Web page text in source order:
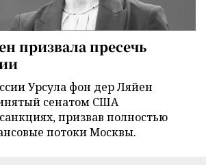
призвала пресечь
Урсула фон дер Ляйен
сенатом США
призвав полностью
потоки Москвы.